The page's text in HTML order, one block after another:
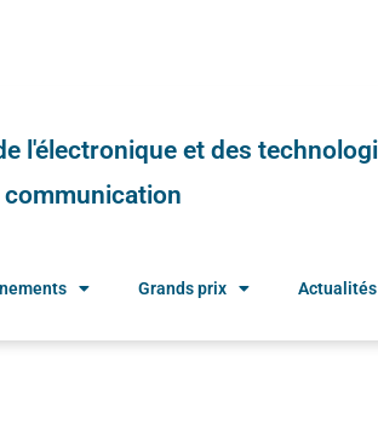
l'électronique et des
Grands prix Actualités